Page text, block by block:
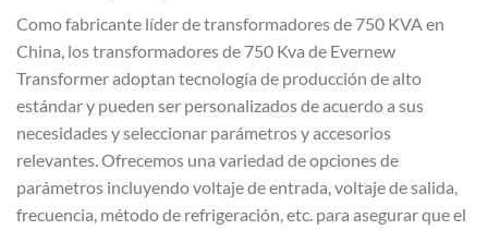
Como fabricante líder de transformadores de 750 KVA en
China, los transformadores de 750 Kva de Evernew
Transformer adoptan tecnología de producción de alto
estándar y pueden ser personalizados de acuerdo a sus
necesidades y seleccionar parámetros y accesorios
relevantes. Ofrecemos una variedad de opciones de
parámetros incluyendo voltaje de entrada, voltaje de salida,
frecuencia, método de refrigeración, etc. para asegurar que el